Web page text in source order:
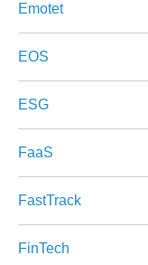
Emotet
EOS
ESG
FaaS
FastTrack
FinTech